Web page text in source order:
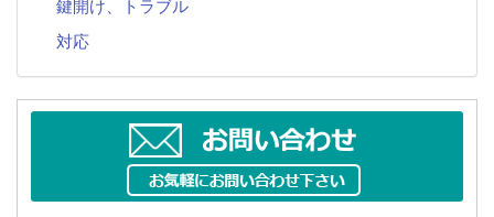
鍵開け、トラブル
対応